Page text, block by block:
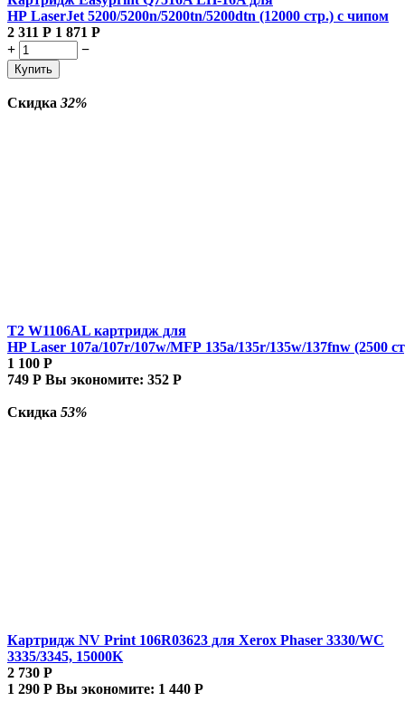
HP LaserJet 5200/5200n/5200tn/5200dtn (12000 стр.) с чипом
2 311 Р 1 871 Р
+
−
Купить
Скидка 32%
T2 W1106AL картридж для
HP Laser 107a/107r/107w/MFP 135a/135r/135w/137fnw (2500
1 100 Р
749 Р Вы экономите: 352 Р
Скидка 53%
Картридж NV Print 106R03623 для Xerox Phaser 3330/WC
3335/3345, 15000K
2 730 Р
1 290 Р Вы экономите: 1 440 Р